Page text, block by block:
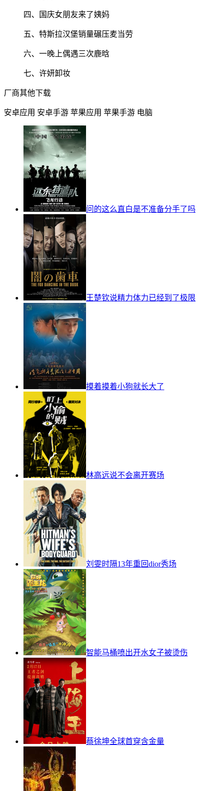
四、国庆女朋友来了姨妈
五、特斯拉汉堡销量碾压麦当劳
六、一晚上偶遇三次鹿晗
七、许妍卸妆
厂商其他下载
安卓应用 安卓手游 苹果应用 苹果手游 电脑
问的这么直白是不准备分手了吗
王楚钦说精力体力已经到了极限
摸着摸着小狗就长大了
林高远说不会离开赛场
刘雯时隔13年重回dior秀场
智能马桶喷出开水女子被烫伤
蔡徐坤全球首穿含金量